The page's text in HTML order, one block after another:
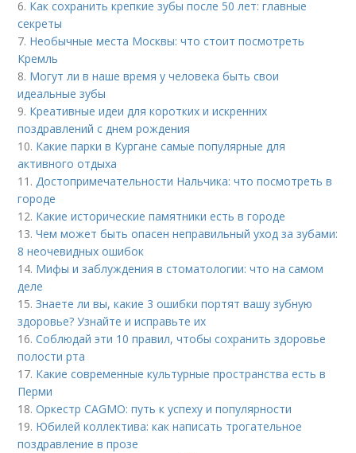
6. Как сохранить крепкие зубы после 50 лет: главные
секреты
7. Необычные места Москвы: что стоит посмотреть
Кремль
8. Могут ли в наше время у человека быть свои
идеальные зубы
9. Креативные идеи для коротких и искренних
поздравлений с днем рождения
10. Какие парки в Кургане самые популярные для
активного отдыха
11.Достопримечательности Нальчика: что посмотреть в
городе
12. Какие исторические памятники есть в городе
13.Чем может быть опасен неправильный уход за зубами:
8 неочевидных ошибок
14. Мифы и заблуждения в стоматологии: что на самом
деле
15.Знаете ли вы, какие 3 ошибки портят вашу зубную
здоровье? Узнайте и исправьте их
16.Соблюдай эти 10 правил, чтобы сохранить здоровье
полости рта
17. Какие современные культурные пространства есть в
Перми
18.Оркестр CAGMO: путь к успеху и популярности
19. Юбилей коллектива: как написать трогательное
поздравление в прозе